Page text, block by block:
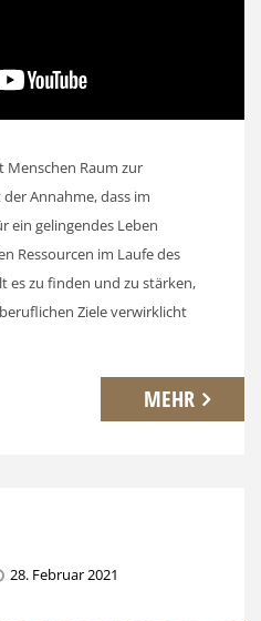
Menschen Raum zur
Annahme, dass im
ein gelingendes Leben
Ressourcen im Laufe des
es zu finden und zu stärken,
Ziele verwirklicht
MEHR
28. Februar 2021